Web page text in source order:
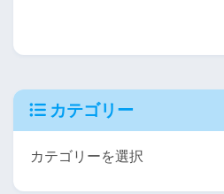
カテゴリー